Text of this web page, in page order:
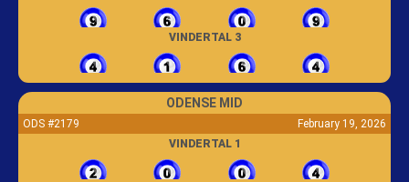
VINDERTAL 3
ODENSE MID
ODS #2179
February 19, 2026
VINDERTAL 1